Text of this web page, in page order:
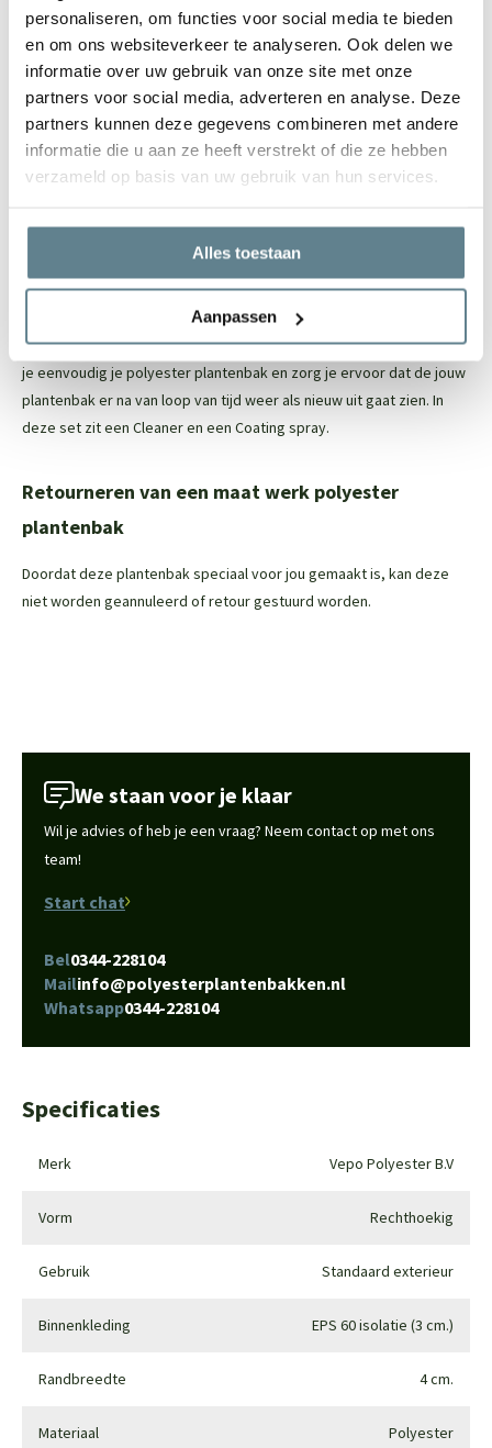
personaliseren, om functies voor social media te bieden
en om ons websiteverkeer te analyseren. Ook delen we
informatie over uw gebruik van onze site met onze
partners voor social media, adverteren en analyse. Deze
partners kunnen deze gegevens combineren met andere
informatie die u aan ze heeft verstrekt of die ze hebben
verzameld op basis van uw gebruik van hun services.
Alles toestaan
Aanpassen
isolatiemateriaal. Dit beschermt de wortels van de beplanting
Door het materiaal is het een lichtgewicht plantenbak
De plantenbak heeft een robuuste uitstraling en een mooie
randafwerking
Door en door gekleurd, ruime keuze uit ral kleuren
Vele maatwerk opties mogelijk
Let op: de onderkant van de polyester plantenbak is niet (netjes)
Eenvoudig onderhoud
Om de polyester plantenbak zo stralend mogelijk te houden, raden
we aan om derecovery packagete gebruiken. Met deze set reinig
je eenvoudig je polyester plantenbak en zorg je ervoor dat de jouw
plantenbak er na van loop van tijd weer als nieuw uit gaat zien. In
deze set zit een Cleaneren een Coating spray.
Retourneren van een maat werk polyester
plantenbak
Doordat deze plantenbak speciaal voor jou gemaakt is, kan deze
niet worden geannuleerd of retour gestuurd worden.
We staan voor je klaar
Wil je advies of heb je een vraag? Neem contact op met ons
team!
Start chat
Bel0344-228104
Mailinfo@polyesterplantenbakken.nl
Whatsapp0344-228104
Specificaties
Merk Vepo Polyester B.V
Vorm Rechthoekig
Gebruik Standaard exterieur
Binnenkleding EPS 60 isolatie (3 cm.)
Randbreedte 4 cm.
Materiaal Polyester